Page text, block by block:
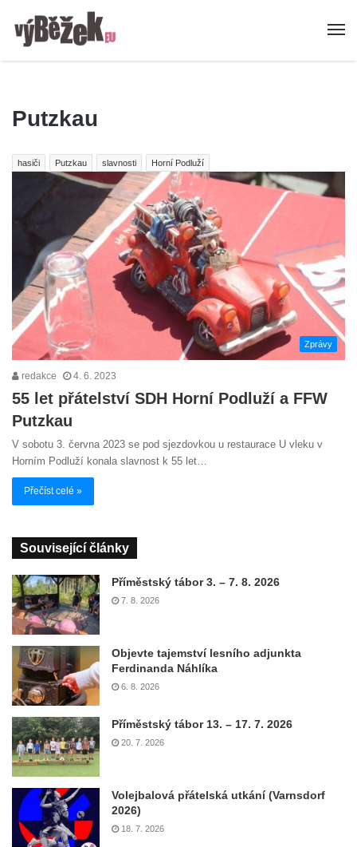
Putzkau
hasiči Putzkau slavnosti Horní Podluží
Zprávy
redakce 4. 6. 2023
55 let přátelství SDH Horní Podluží a FFW
Putzkau
V sobotu 3. června 2023 se pod sjezdovkou u restaurace U vleku v
Horním Podluží konala slavnost k 55 let…
Přečíst celé »
Související články
Příměstský tábor 3. – 7. 8. 2026
7. 8. 2026
Objevte tajemství lesního adjunkta
Ferdinanda Náhlíka
6. 8. 2026
Příměstský tábor 13. – 17. 7. 2026
20. 7. 2026
Volejbalová přátelská utkání (Varnsdorf
2026)
18. 7. 2026